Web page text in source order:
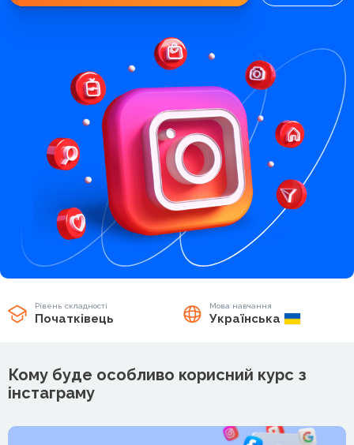
Рівень складності
Початківець
Мова навчання
Українська
Кому буде особливо корисний курс з
інстаграму